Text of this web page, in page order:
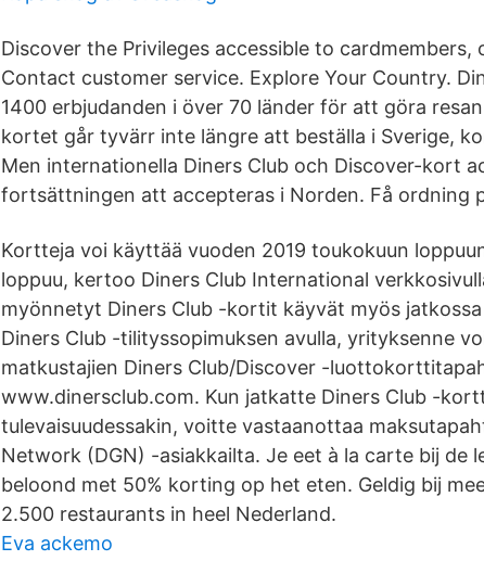
Discover the Privileges accessible to cardmembers,
Contact customer service. Explore Your Country.
1400 erbjudanden i över 70 länder för att göra
kortet går tyvärr inte längre att beställa i Sverige,
Men internationella Diners Club och Discover-kort
fortsättningen att accepteras i Norden. Få ordning
Kortteja voi käyttää vuoden 2019 toukokuun
loppuu, kertoo Diners Club International
myönnetyt Diners Club -kortit käyvät myös jatkossa
Diners Club -tilityssopimuksen avulla, yrityksenne
matkustajien Diners Club/Discover -
www.dinersclub.com. Kun jatkatte Diners Club -
tulevaisuudessakin, voitte vastaanottaa
Network (DGN) -asiakkailta. Je eet à la carte bij de
beloond met 50% korting op het eten. Geldig bij
2.500 restaurants in heel Nederland.
Eva ackemo